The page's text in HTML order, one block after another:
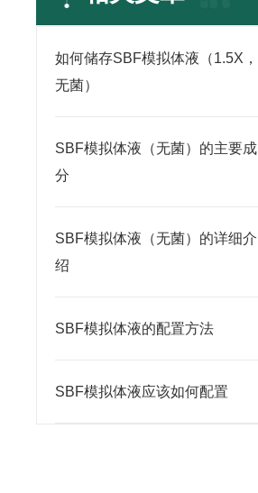
如何储存SBF模拟体液（1.5X，
无菌）
SBF模拟体液（无菌）的主要成
分
SBF模拟体液（无菌）的详细介
绍
SBF模拟体液的配置方法
SBF模拟体液应该如何配置